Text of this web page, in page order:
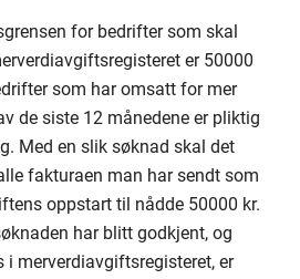
for bedrifter som skal
er 50000
som har omsatt for mer
de siste 12 månedene er pliktig
Med en slik søknad skal det
fakturaen man har sendt som
oppstart til nådde 50000 kr.
har blitt godkjent, og
merverdiavgiftsregisteret, er